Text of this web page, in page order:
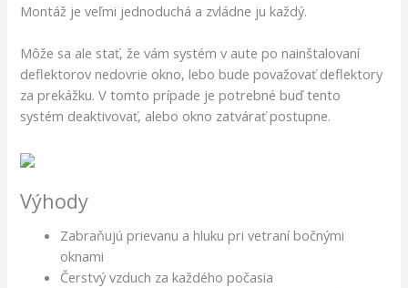
Montáž je veľmi jednoduchá a zvládne ju každý.
Môže sa ale stať, že vám systém v aute po nainštalovaní
deflektorov nedovrie okno, lebo bude považovať deflektory
za prekážku. V tomto prípade je potrebné buď tento
systém deaktivovať, alebo okno zatvárať postupne.
Výhody
Zabraňujú prievanu a hluku pri vetraní bočnými
oknami
Čerstvý vzduch za každého počasia